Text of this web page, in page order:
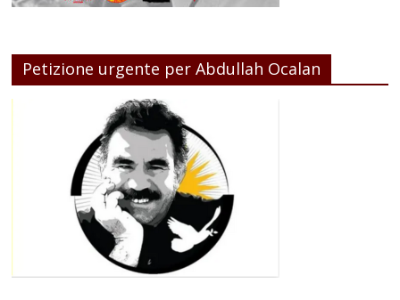
Petizione urgente per Abdullah Ocalan